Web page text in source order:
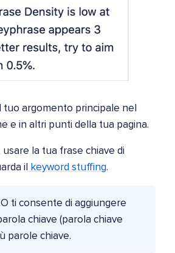
tuo argomento principale nel
e in altri punti della tua pagina.
la tua frase chiave di
il
keyword stuffing.
ti consente di aggiungere
chiave (parola chiave
parole chiave.